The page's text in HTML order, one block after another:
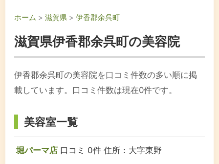
ホーム >滋賀県 >伊香郡余呉町
滋賀県伊香郡余呉町の美容院
伊香郡余呉町の美容院を口コミ件数の多い順に掲
載しています。口コミ件数は現在0件です。
美容室一覧
堀パーマ店 口コミ 0件 住所：大字東野